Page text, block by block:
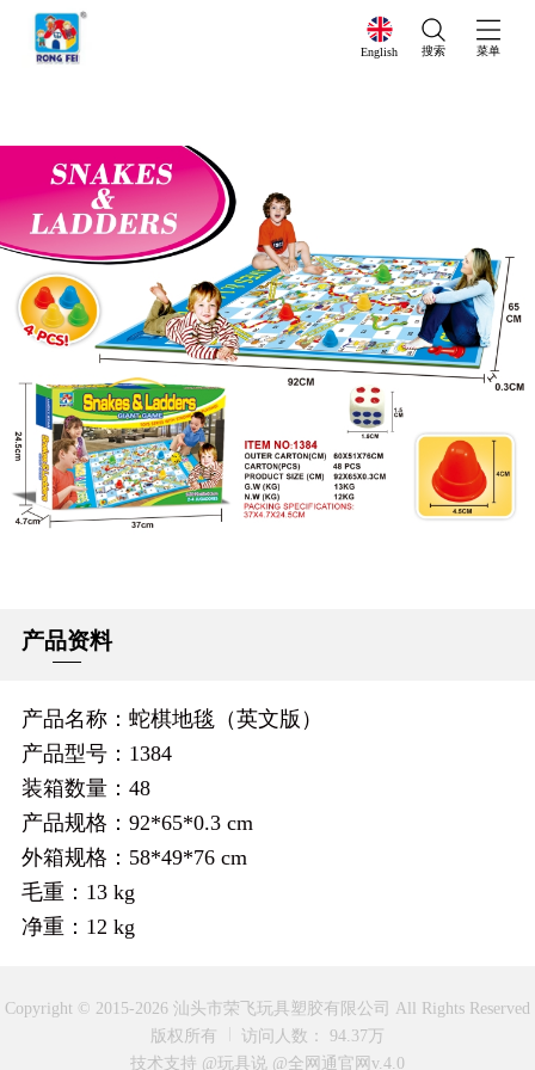
English 搜索 菜单
产品资料
产品名称：蛇棋地毯（英文版）
产品型号：1384
装箱数量：48
产品规格：92*65*0.3 cm
外箱规格：58*49*76 cm
毛重：13 kg
净重：12 kg
Copyright © 2015-2026 汕头市荣飞玩具塑胶有限公司 All Rights Reserved
版权所有
访问人数： 94.37万
技术支持 @玩具说 @全网通官网v.4.0